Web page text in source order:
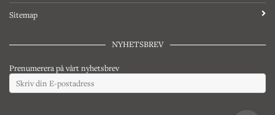
Sitemap
NYHETSBREV
Prenumerera på vårt nyhetsbrev